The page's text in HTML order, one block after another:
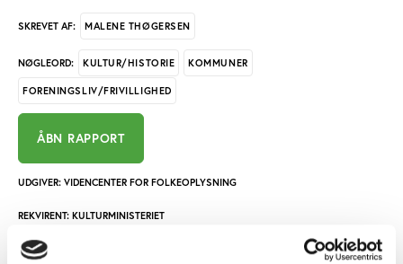
SKREVET AF: MALENE THØGERSEN
NØGLEORD: KULTUR/HISTORIE KOMMUNER
FORENINGSLIV/FRIVILLIGHED
ÅBN RAPPORT
UDGIVER: VIDENCENTER FOR FOLKEOPLYSNING
REKVIRENT: KULTURMINISTERIET
ANTAL SIDER: 126